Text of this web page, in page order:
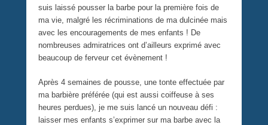
suis laissé pousser la barbe pour la première fois de
ma vie, malgré les récriminations de ma dulcinée mais
avec les encouragements de mes enfants ! De
nombreuses admiratrices ont d’ailleurs exprimé avec
beaucoup de ferveur cet évènement !
Après 4 semaines de pousse, une tonte effectuée par
ma barbière préférée (qui est aussi coiffeuse à ses
heures perdues), je me suis lancé un nouveau défi :
laisser mes enfants s’exprimer sur ma barbe avec la